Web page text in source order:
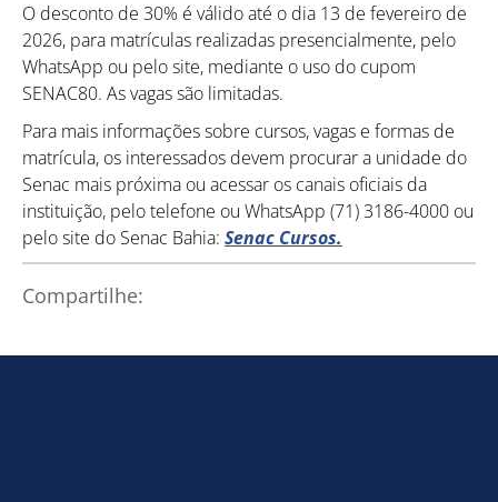
O desconto de 30% é válido até o dia 13 de fevereiro de
2026, para matrículas realizadas presencialmente, pelo
WhatsApp ou pelo site, mediante o uso do cupom
SENAC80. As vagas são limitadas.
Para mais informações sobre cursos, vagas e formas de
matrícula, os interessados devem procurar a unidade do
Senac mais próxima ou acessar os canais oficiais da
instituição, pelo telefone ou WhatsApp (71) 3186-4000 ou
pelo site do Senac Bahia: Senac Cursos.
Compartilhe: